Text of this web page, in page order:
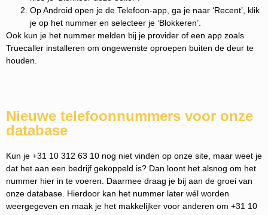
Op Android open je de Telefoon-app, ga je naar ‘Recent’, klik
je op het nummer en selecteer je ‘Blokkeren’.
Ook kun je het nummer melden bij je provider of een app zoals
Truecaller installeren om ongewenste oproepen buiten de deur te
houden.
Nieuwe telefoonnummers voor onze
database
Kun je +31 10 312 63 10 nog niet vinden op onze site, maar weet je
dat het aan een bedrijf gekoppeld is? Dan loont het alsnog om het
nummer hier in te voeren. Daarmee draag je bij aan de groei van
onze database. Hierdoor kan het nummer later wél worden
weergegeven en maak je het makkelijker voor anderen om +31 10